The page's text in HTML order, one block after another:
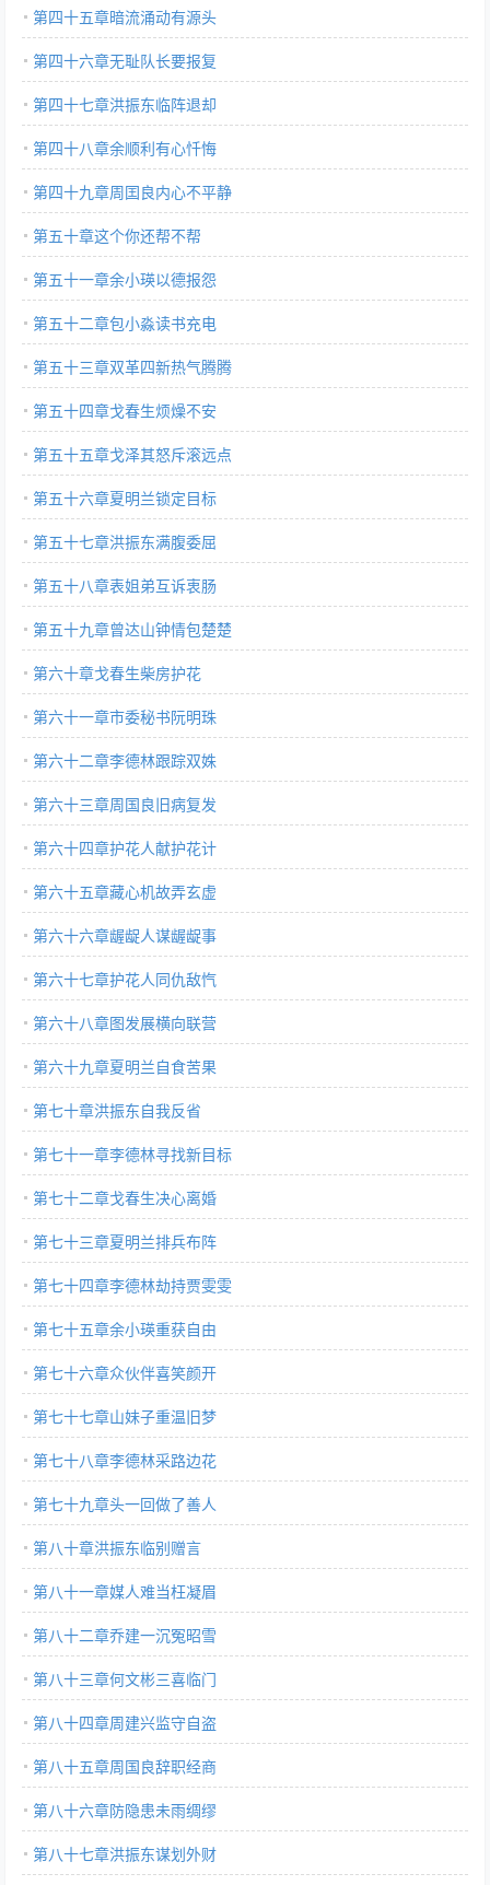
第四十五章暗流涌动有源头
第四十六章无耻队长要报复
第四十七章洪振东临阵退却
第四十八章余顺利有心忏悔
第四十九章周囯良内心不平静
第五十章这个你还帮不帮
第五十一章余小瑛以德报怨
第五十二章包小淼读书充电
第五十三章双革四新热气腾腾
第五十四章戈春生烦燥不安
第五十五章戈泽其怒斥滚远点
第五十六章夏明兰锁定目标
第五十七章洪振东满腹委屈
第五十八章表姐弟互诉衷肠
第五十九章曾达山钟情包楚楚
第六十章戈春生柴房护花
第六十一章市委秘书阮明珠
第六十二章李德林跟踪双姝
第六十三章周国良旧病复发
第六十四章护花人献护花计
第六十五章藏心机故弄玄虚
第六十六章龌龊人谋龌龊事
第六十七章护花人同仇敌忾
第六十八章图发展横向联营
第六十九章夏明兰自食苦果
第七十章洪振东自我反省
第七十一章李德林寻找新目标
第七十二章戈春生决心离婚
第七十三章夏明兰排兵布阵
第七十四章李德林劫持贾雯雯
第七十五章余小瑛重获自由
第七十六章众伙伴喜笑颜开
第七十七章山妹子重温旧梦
第七十八章李德林采路边花
第七十九章头一回做了善人
第八十章洪振东临别赠言
第八十一章媒人难当枉凝眉
第八十二章乔建一沉冤昭雪
第八十三章何文彬三喜临门
第八十四章周建兴监守自盗
第八十五章周国良辞职经商
第八十六章防隐患未雨绸缪
第八十七章洪振东谋划外财